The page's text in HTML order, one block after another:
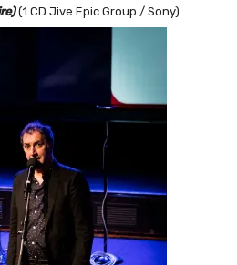
(1 CD Jive Epic Group / Sony)